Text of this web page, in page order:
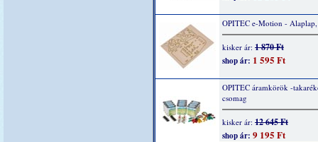
OPITEC e-Motion -
kisker ár: 1 870 Ft
shop ár: 1 595 Ft
OPITEC áramkörök -
csomag
kisker ár: 12 645 Ft
shop ár: 9 195 Ft